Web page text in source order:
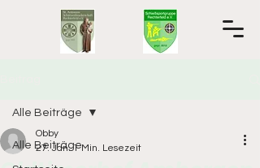
Alle Beiträge
Alle Beiträge
Obby
27. Jan. 1 Min. Lesezeit